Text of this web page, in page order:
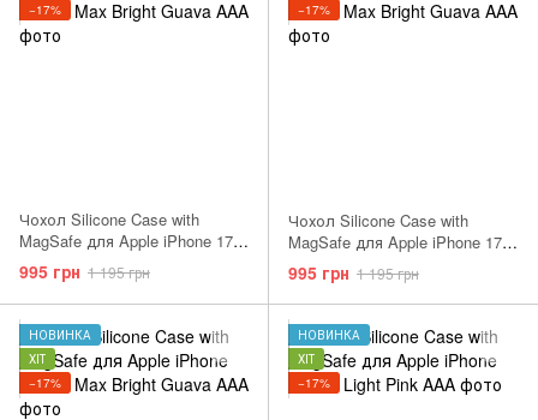
−17%
Чохол Silicone Case with
MagSafe для Apple iPhone 17
Pro Max Light Moss AAA
995 грн 1 195 грн
−17%
Чохол Silicone Case with
MagSafe для Apple iPhone 17
Pro Max Midnight AAA
995 грн 1 195 грн
НОВИНКА
ХІТ
−17%
НОВИНКА
ХІТ
−17%